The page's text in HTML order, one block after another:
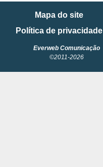
Mapa do site
Política de privacidade
Everweb Comunicação
©2011-2026